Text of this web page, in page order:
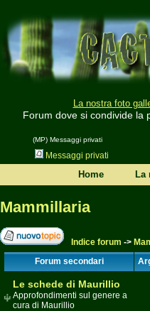
La nostra foto
Forum dove si condivide la
(MP) Messaggi privati
Messaggi privati
Home La
Mammillaria
Indice forum ->
Forum secondari
Le schede di Maurillio
Approfondimenti sul genere a
cura di Maurillio